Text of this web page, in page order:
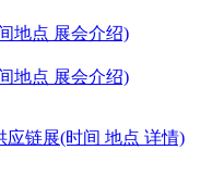
地点 展会介绍)
地点 展会介绍)
应链展(时间 地点 详情)